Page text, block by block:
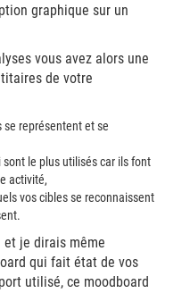
graphique sur un
vous avez alors une
de votre
se représentent et se
le plus utilisés car ils font
activité,
vos cibles se reconnaissent
je dirais même
qui fait état de vos
utilisé, ce moodboard